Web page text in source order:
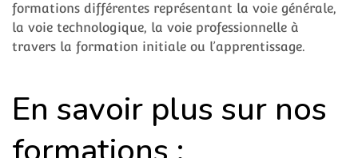
formations différentes représentant la voie générale,
la voie technologique, la voie professionnelle à
travers la formation initiale ou l’apprentissage.
En savoir plus sur nos